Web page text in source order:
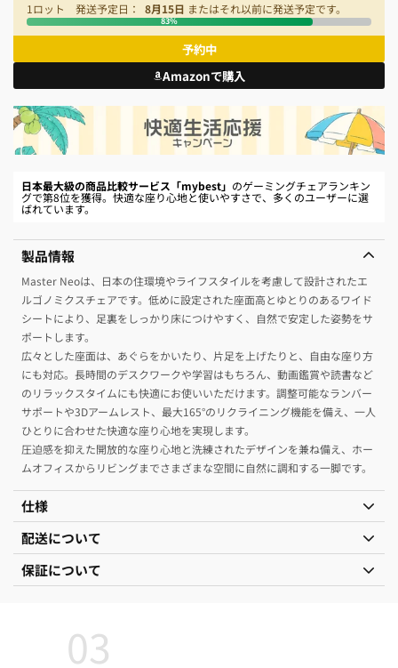
1 8月15日
83%
Amazonで購入
日本最大級の商品比較サービス「mybest」 のゲーミングチェアランキン
グで第8位を獲得。快適な座り心地と使いやすさで、多くのユーザーに選
ばれています。
製品情報
Master Neoは、日本の住環境やライフスタイルを考慮して設計されたエ
ルゴノミクスチェアです。低めに設定された座面高とゆとりのあるワイド
シートにより、足裏をしっかり床につけやすく、自然で安定した姿勢をサ
ポートします。
広々とした座面は、あぐらをかいたり、片足を上げたりと、自由な座り方
にも対応。長時間のデスクワークや学習はもちろん、動画鑑賞や読書など
のリラックスタイムにも快適にお使いいただけます。調整可能なランバー
サポートや3Dアームレスト、最大165°のリクライニング機能を備え、一人
ひとりに合わせた快適な座り心地を実現します。
圧迫感を抑えた開放的な座り心地と洗練されたデザインを兼ね備え、ホー
ムオフィスからリビングまでさまざまな空間に自然に調和する一脚です。
仕様
配送について
保証について
03